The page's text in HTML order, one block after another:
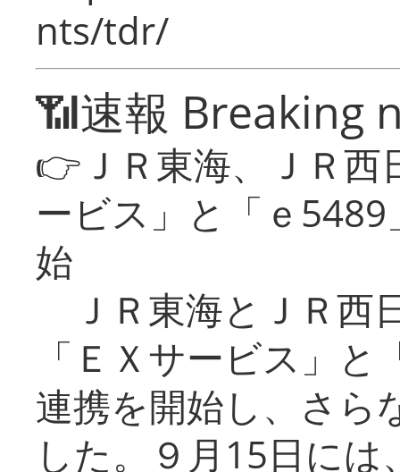
nts/tdr/
📶速報 Breaking
👉ＪＲ東海、ＪＲ
ービス」と「ｅ
始
ＪＲ東海とＪＲ西
「ＥＸサービス」
連携を開始し、さら
した。９月15日に